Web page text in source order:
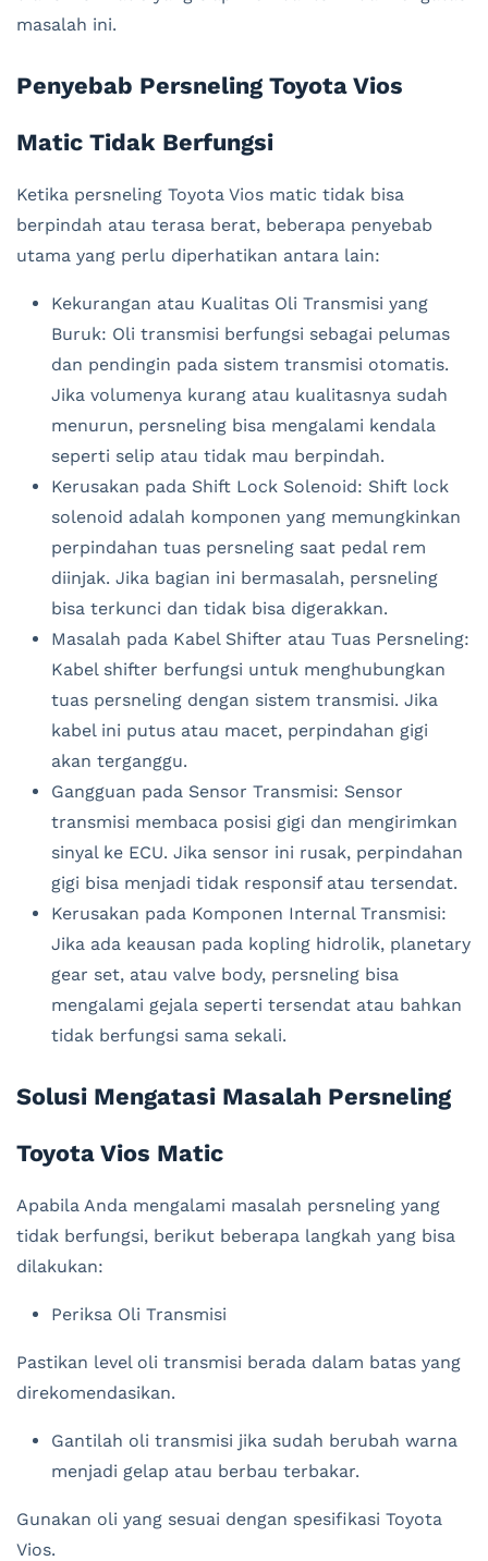
masalah ini.
Penyebab Persneling Toyota Vios
Matic Tidak Berfungsi
Ketika persneling Toyota Vios matic tidak bisa
berpindah atau terasa berat, beberapa penyebab
utama yang perlu diperhatikan antara lain:
Kekurangan atau Kualitas Oli Transmisi yang
Buruk: Oli transmisi berfungsi sebagai pelumas
dan pendingin pada sistem transmisi otomatis.
Jika volumenya kurang atau kualitasnya sudah
menurun, persneling bisa mengalami kendala
seperti selip atau tidak mau berpindah.
Kerusakan pada Shift Lock Solenoid: Shift lock
solenoid adalah komponen yang memungkinkan
perpindahan tuas persneling saat pedal rem
diinjak. Jika bagian ini bermasalah, persneling
bisa terkunci dan tidak bisa digerakkan.
Masalah pada Kabel Shifter atau Tuas Persneling:
Kabel shifter berfungsi untuk menghubungkan
tuas persneling dengan sistem transmisi. Jika
kabel ini putus atau macet, perpindahan gigi
akan terganggu.
Gangguan pada Sensor Transmisi: Sensor
transmisi membaca posisi gigi dan mengirimkan
sinyal ke ECU. Jika sensor ini rusak, perpindahan
gigi bisa menjadi tidak responsif atau tersendat.
Kerusakan pada Komponen Internal Transmisi:
Jika ada keausan pada kopling hidrolik, planetary
gear set, atau valve body, persneling bisa
mengalami gejala seperti tersendat atau bahkan
tidak berfungsi sama sekali.
Solusi Mengatasi Masalah Persneling
Toyota Vios Matic
Apabila Anda mengalami masalah persneling yang
tidak berfungsi, berikut beberapa langkah yang bisa
dilakukan:
Periksa Oli Transmisi
Pastikan level oli transmisi berada dalam batas yang
direkomendasikan.
Gantilah oli transmisi jika sudah berubah warna
menjadi gelap atau berbau terbakar.
Gunakan oli yang sesuai dengan spesifikasi Toyota
Vios.